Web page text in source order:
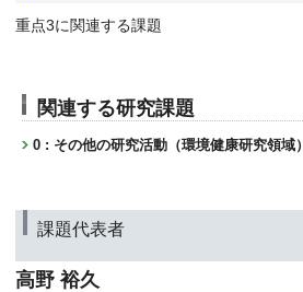
重点3に関連する課題
関連する研究課題
0 : その他の研究活動（環境健康研究領域）
課題代表者
高野 裕久